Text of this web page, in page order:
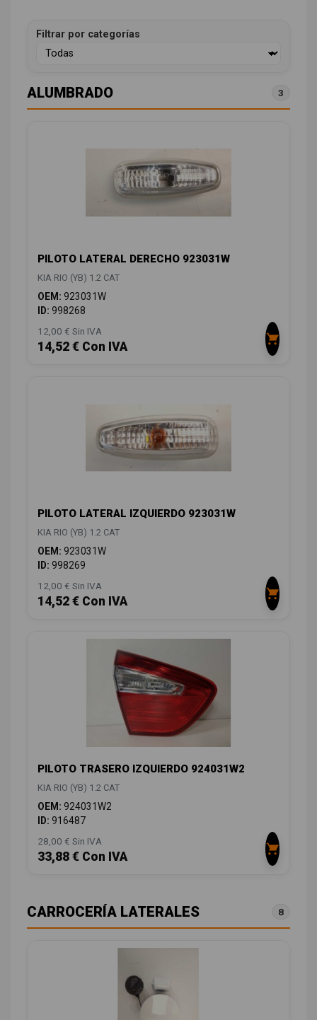
Filtrar por categorías
ALUMBRADO 3
PILOTO LATERAL DERECHO 923031W
KIA RIO (YB) 1.2 CAT
OEM: 923031W
ID: 998268
12,00 € Sin IVA
14,52 € Con IVA
PILOTO LATERAL IZQUIERDO 923031W
KIA RIO (YB) 1.2 CAT
OEM: 923031W
ID: 998269
12,00 € Sin IVA
14,52 € Con IVA
PILOTO TRASERO IZQUIERDO 924031W2
KIA RIO (YB) 1.2 CAT
OEM: 924031W2
ID: 916487
28,00 € Sin IVA
33,88 € Con IVA
CARROCERÍA LATERALES 8